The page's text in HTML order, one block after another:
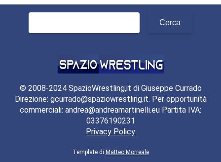
© 2008-2024 SpazioWrestling,it di Giuseppe Currado
Direzione: gcurrado@spaziowrestling.it. Per opportunità
commerciali: andrea@andreamartinelli.eu Partita IVA:
03376190231
Privacy Policy
Template di Matteo Morreale